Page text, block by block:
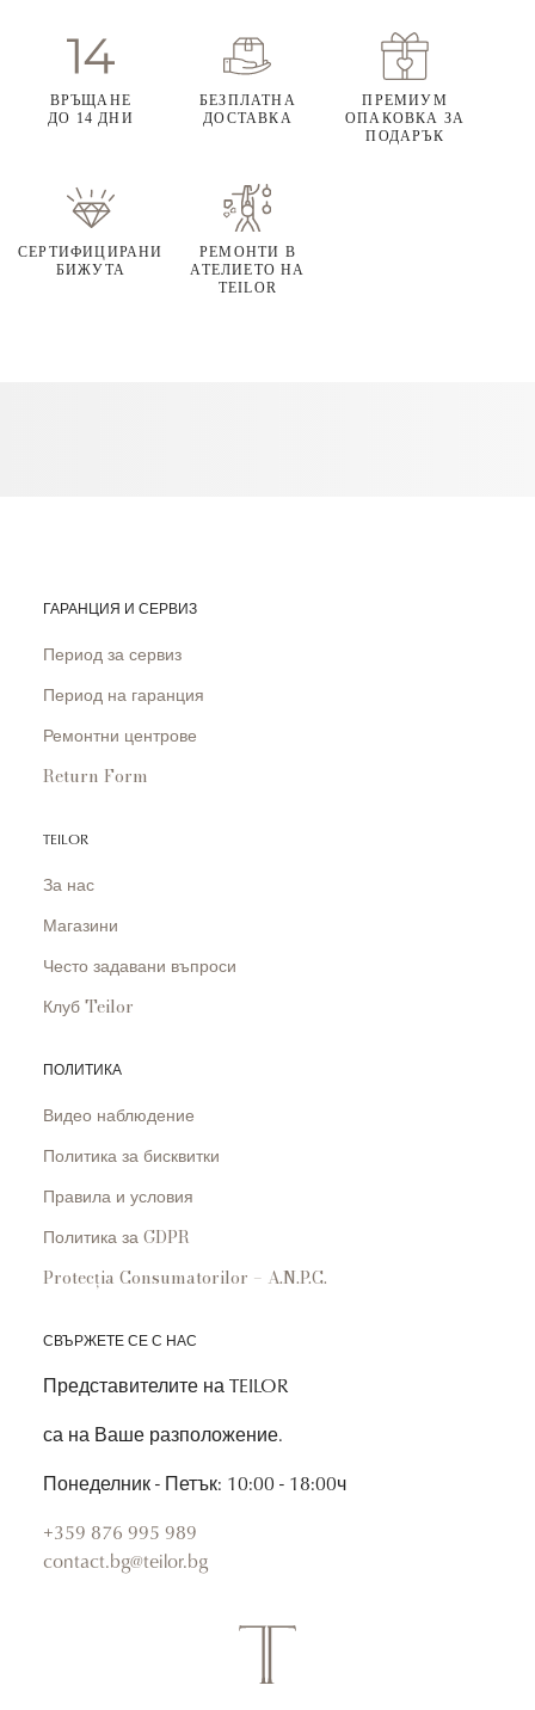
ВРЪЩАНЕ
ДО 14 ДНИ
БЕЗПЛАТНА
ДОСТАВКА
ПРЕМИУМ
ОПАКОВКА ЗА
ПОДАРЪК
СЕРТИФИЦИРАНИ
БИЖУТА
РЕМОНТИ В
АТЕЛИЕТО НА
TEILOR
ГАРАНЦИЯ И СЕРВИЗ
Период за сервиз
Период на гаранция
Ремонтни центрове
Return Form
TEILOR
За нас
Магазини
Често задавани въпроси
Клуб Teilor
ПОЛИТИКА
Видео наблюдение
Политика за бисквитки
Правила и условия
Политика за GDPR
Protecția Consumatorilor – A.N.P.C.
СВЪРЖЕТЕ СЕ С НАС
Представителите на TEILOR
са на Ваше разположение.
Понеделник - Петък: 10:00 - 18:00ч
+359 876 995 989
contact.bg@teilor.bg